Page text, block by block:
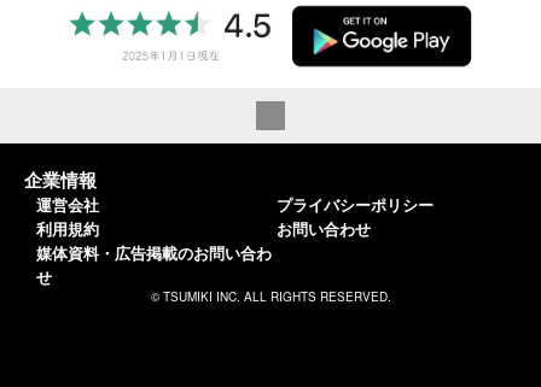
企業情報
運営会社
利用規約
媒体資料・広告掲載のお問い合わ
せ
プライバシーポリシー
お問い合わせ
© TSUMIKI INC. ALL RIGHTS RESERVED.